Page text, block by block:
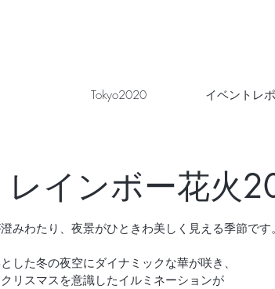
Tokyo2020 イベントレ
レインボー花火
みわたり、夜景がひときわ美しく見える季節です。
した冬の夜空にダイナミックな華が咲き、
クリスマスを意識したイルミネーションが